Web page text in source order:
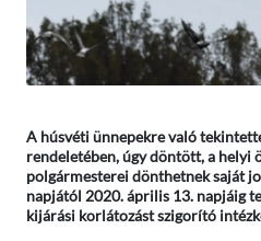
A húsvéti ünnepekre való
rendeletében, úgy döntött, a helyi
polgármesterei dönthetnek saját
napjától 2020. április 13. napjáig
kijárási korlátozást szigorító